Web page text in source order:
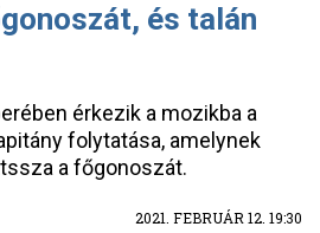
és talán
érkezik a mozikba a
folytatása, amelynek
a főgonoszát.
2021. FEBRUÁR 12. 19:30